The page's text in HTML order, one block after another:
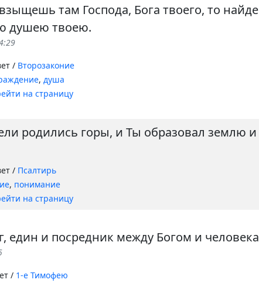
там Господа, Бога твоего, то
душею твоею.
/ Второзаконие
, душа
на страницу
родились горы, и Ты образовал землю
/ Псалтирь
, понимание
на страницу
един и посредник между Богом и
/ 1-е Тимофею